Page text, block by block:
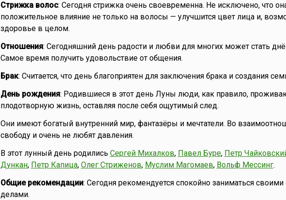
Стрижка волос: Сегодня стрижка очень своевременна. Не исключено, что
положительное влияние не только на волосы — улучшится цвет лица и,
здоровье в целом.
Отношения: Сегодняшний день радости и любви для многих может стать
Самое время получить удовольствие от общения.
Брак: Считается, что день благоприятен для заключения брака и создания
День рождения: Родившиеся в этот день Луны люди, как правило,
плодотворную жизнь, оставляя после себя ощутимый след.
Они имеют богатый внутренний мир, фантазёры и мечтатели. Во
свободу и очень не любят давления.
В этот лунный день родились Сергей Михалков, Павел Буре, Петр
Дункан, Петр Капица, Олег Стриженов, Муслим Магомаев, Вольф Мессинг.
Общие рекомендации: Сегодня рекомендуется спокойно заниматься
делами.